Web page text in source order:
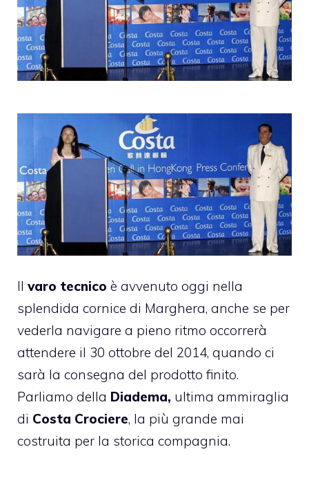
Il varo tecnico è avvenuto oggi nella
splendida cornice di Marghera, anche se per
vederla navigare a pieno ritmo occorrerà
attendere il 30 ottobre del 2014, quando ci
sarà la consegna del prodotto finito.
Parliamo della Diadema, ultima ammiraglia
di Costa Crociere, la più grande mai
costruita per la storica compagnia.